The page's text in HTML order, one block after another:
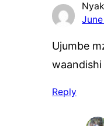
Ujumbe
Reply